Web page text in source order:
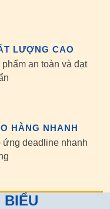
LƯỢNG CAO
phẩm an toàn và đạt
HÀNG NHANH
deadline nhanh
BIỂU